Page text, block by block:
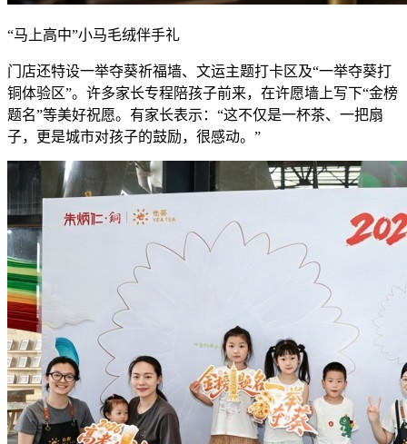
“马上高中”小马毛绒伴手礼
门店还特设一举夺葵祈福墙、文运主题打卡区及“一举夺葵打
铜体验区”。许多家长专程陪孩子前来，在许愿墙上写下“金榜
题名”等美好祝愿。有家长表示：“这不仅是一杯茶、一把扇
子，更是城市对孩子的鼓励，很感动。”